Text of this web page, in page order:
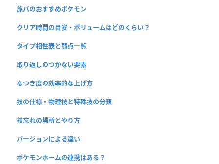
旅パのおすすめポケモン
クリア時間の目安・ボリュームはどのくらい？
タイプ相性表と弱点一覧
取り返しのつかない要素
なつき度の効率的な上げ方
技の仕様・物理技と特殊技の分類
技忘れの場所とやり方
バージョンによる違い
ポケモンホームの連携はある？